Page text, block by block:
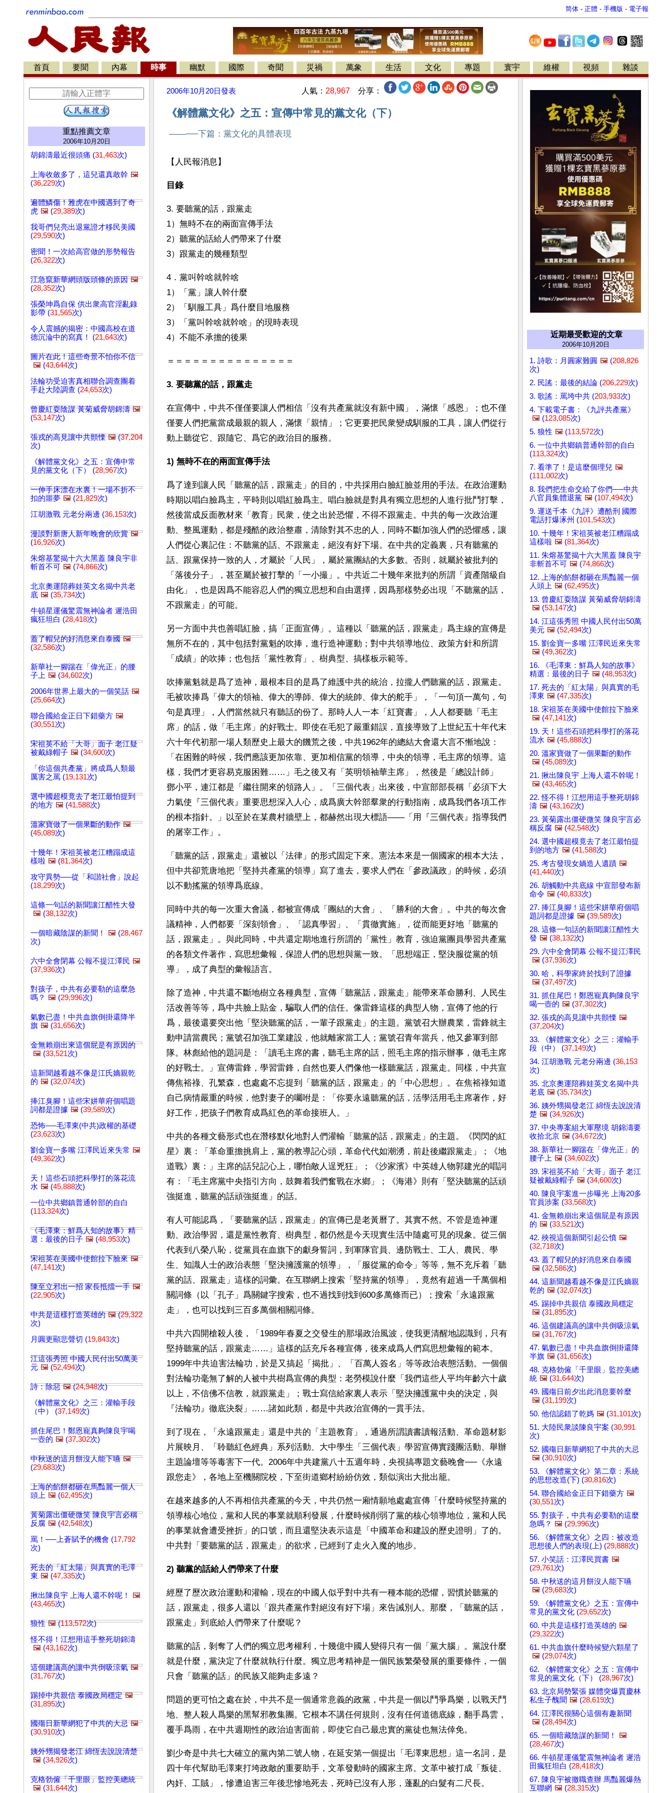
简体 - 正體 - 手機版 - 電子報
首頁 要聞 內幕 時事 幽默 國際 奇聞 災禍 萬象 生活 文化 專題 寰宇 維權 視頻 雜談
重點推薦文章
2006年10月20日
胡錦濤最近很頭痛 (31,463次)
上海收斂多了，這兒還真敢幹 🖼️
(36,229次)
遍體鱗傷！雅虎在中國遇到了奇
虎 🖼️ (29,389次)
我哥們兒亮出退黨證才移民美國
(29,590次)
密聞！一次給高官做的形勢報告
(26,322次)
江急竄新華網頭版頭條的原因 🖼️
(28,352次)
張榮坤爲自保 供出衆高官淫亂錄
影帶 (31,565次)
令人震撼的揭密：中國高校在道
德沉淪中的寫真！ (21,643次)
圖片在此！這些奇景不怕你不信
🖼️ (43,644次)
法輪功受迫害真相聯合調查團着
手赴大陸調查 (24,653次)
曾慶紅耍陰謀 黃菊威脅胡錦濤 🖼️
(53,147次)
張戎的高見讓中共顫慄 🖼️(37,204
次)
《解體黨文化》之五：宣傳中常
見的黨文化（下） (28,967次)
一伸手床漂在水裏！一場不折不
扣的噩夢 🖼️ (21,829次)
江胡激戰 元老分兩邊 (36,153次)
漫談對新唐人新年晚會的欣賞 🖼️
(16,926次)
朱熔基驚揭十六大黑蓋 陳良宇非
斬首不可 🖼️ (74,866次)
北京奧運陪葬娃英文名揭中共老
底 🖼️ (35,734次)
牛頓星運儀驚震無神論者 遲浩田
瘋狂坦白 (28,418次)
蓋了帽兒的好消息來自泰國 🖼️
(32,586次)
新華社一腳踹在「偉光正」的腰
子上 🖼️ (34,602次)
2006年世界上最大的一個笑話 🖼️
(25,664次)
聯合國給金正日下錯藥方 🖼️
(30,551次)
宋祖英不給「大哥」面子 老江疑
被戴綠帽子 🖼️ (34,600次)
「你這個共產黨」將成爲人類最
厲害之罵 (19,131次)
選中國超模竟去了老江最怕提到
的地方 🖼️ (41,588次)
溫家寶做了一個果斷的動作 🖼️
(45,089次)
十幾年！宋祖英被老江糟蹋成這
樣啦 🖼️ (81,364次)
攻守異勢──從「和諧社會」說起
(18,299次)
這條一句話的新聞讓江醋性大發
🖼️ (38,132次)
一個暗藏陰謀的新聞！ 🖼️ (28,467
次)
六中全會閉幕 公報不提江澤民 🖼️
(37,936次)
對孩子，中共有必要勒的這麼急
嗎？ 🖼️ (29,996次)
氣數已盡！中共血旗倒掛還降半
旗 🖼️ (31,656次)
金無賴崩出來這個屁是有原因的
🖼️ (33,521次)
這新聞越看越不像是江氏嫡親乾
的 🖼️ (32,074次)
捧江臭腳！這些宋姘華府個唱題
詞都是證據 🖼️ (39,589次)
恐怖──毛澤東(中共)政權的基礎
(23,623次)
劉金寶一多嘴 江澤民近來失常 🖼️
(49,362次)
天！這些石頭把科學打的落花流
水 🖼️ (45,888次)
一位中共鄉鎮普通幹部的自白
(113,324次)
《毛澤東：鮮爲人知的故事》精
選：最後的日子 🖼️ (48,953次)
宋祖英在美國中使館拉下臉來 🖼️
(47,141次)
陳至立邪出一招 家長抵擋一手 🖼️
(22,905次)
中共是這樣打造英雄的 🖼️(29,322
次)
月圓更顯悲聲切 (19,843次)
江這張秀照 中國人民付出50萬美
元 🖼️ (52,494次)
詩：除惡 🖼️(24,948次)
《解體黨文化》之三：灌輸手段
（中） (37,149次)
抓住尾巴！鄭恩寵真夠陳良宇喝
一壺的 🖼️ (37,302次)
中秋送的這月餅沒人能下嚥 🖼️
(29,683次)
上海的餡餅都砸在馬豔麗一個人
頭上 🖼️ (62,495次)
黃菊露出僵硬微笑 陳良宇言必稱
反腐 🖼️ (42,548次)
罵！──上蒼賦予的機會 (17,792
次)
死去的「紅太陽」與真實的毛澤
東 🖼️ (47,335次)
揪出陳良宇 上海人還不幹呢！
🖼️
(43,465次)
狼性 🖼️(113,572次)
怪不得！江想用這手整死胡錦濤
🖼️ (43,162次)
這個建議高的讓中共倒吸涼氣 🖼️
(31,767次)
踢掉中共親信 泰國政局穩定 🖼️
(31,895次)
國殤日新華網犯了中共的大忌 🖼️
(30,910次)
姨外甥揭發老江 綿恆去說說清楚
🖼️ (34,926次)
克格勃僱「千里眼」監控美總統
🖼️ (31,644次)
2006年10月20日發表 人氣： 28,967 分享：
《解體黨文化》之五：宣傳中常見的黨文化（下）
——──下篇：黨文化的具體表現
【人民報消息】
目錄
3. 要聽黨的話，跟黨走
1）無時不在的兩面宣傳手法
2）聽黨的話給人們帶來了什麼
3）跟黨走的幾種類型
4．黨叫幹啥就幹啥
1）「黨」讓人幹什麼
2）「馴服工具」爲什麼目地服務
3）「黨叫幹啥就幹啥」的現時表現
4）不能不承擔的後果
＝＝＝＝＝＝＝＝＝＝＝＝＝＝＝
3. 要聽黨的話，跟黨走
在宣傳中，中共不僅僅要讓人們相信「沒有共產黨就沒有新中國」，滿懷「感恩」；也不僅
僅要人們把黨當成最親的親人，滿懷「親情」；它更要把民衆變成馴服的工具，讓人們從行
動上聽從它、跟隨它、爲它的政治目的服務。
1) 無時不在的兩面宣傳手法
爲了達到讓人民「聽黨的話，跟黨走」的目的，中共採用白臉紅臉並用的手法。在政治運動
時期以唱白臉爲主，平時則以唱紅臉爲主。唱白臉就是對具有獨立思想的人進行批鬥打擊，
然後當成反面教材來「教育」民衆，使之出於恐懼，不得不跟黨走。中共的每一次政治運
動、整風運動，都是殘酷的政治整肅，清除對其不忠的人，同時不斷加強人們的恐懼感，讓
人們從心裏記住：不聽黨的話、不跟黨走，絕沒有好下場。在中共的定義裏，只有聽黨的
話、跟黨保持一致的人，才屬於「人民」，屬於黨團結的大多數。否則，就屬於被批判的
「落後分子」，甚至屬於被打擊的「一小撮」。中共近二十幾年來批判的所謂「資產階級自
由化」，也是因爲不能容忍人們的獨立思想和自由選擇，因爲那樣勢必出現「不聽黨的話，
不跟黨走」的可能。
另一方面中共也善唱紅臉，搞「正面宣傳」。這種以「聽黨的話，跟黨走」爲主線的宣傳是
無所不在的，其中包括對黨魁的吹捧，進行造神運動；對中共領導地位、政策方針和所謂
「成績」的吹捧；也包括「黨性教育」、樹典型、搞樣板示範等。
吹捧黨魁就是爲了造神，最根本目的是爲了維護中共的統治，拉攏人們聽黨的話，跟黨走。
毛被吹捧爲「偉大的領袖、偉大的導師、偉大的統帥、偉大的舵手」，「一句頂一萬句，句
句是真理」，人們當然就只有聽話的份了。那時人人一本「紅寶書」，人人都要聽「毛主
席」的話，做「毛主席」的好戰士。即使在毛犯了嚴重錯誤，直接導致了上世紀五十年代末
六十年代初那一場人類歷史上最大的饑荒之後，中共1962年的總結大會還大言不慚地說：
「在困難的時候，我們應該更加依靠、更加相信黨的領導，中央的領導，毛主席的領導。這
樣，我們才更容易克服困難……」毛之後又有「英明領袖華主席」，然後是「總設計師」
鄧小平，連江都是「繼往開來的領路人」。「三個代表」出來後，中宣部部長稱「必須下大
力氣使『三個代表』重要思想深入人心，成爲廣大幹部羣衆的行動指南，成爲我們各項工作
的根本指針。」以至於在某農村牆壁上，都赫然出現大標語——「用『三個代表』指導我們
的屠宰工作」。
「聽黨的話，跟黨走」還被以「法律」的形式固定下來。憲法本來是一個國家的根本大法，
但中共卻荒唐地把「堅持共產黨的領導」寫了進去，要求人們在「參政議政」的時候，必須
以不動搖黨的領導爲底線。
同時中共的每一次重大會議，都被宣傳成「團結的大會」、「勝利的大會」。中共的每次會
議精神，人們都要「深刻領會」、「認真學習」、「貫徹實施」，從而能更好地「聽黨的
話，跟黨走」。與此同時，中共還定期地進行所謂的「黨性」教育，強迫黨團員學習共產黨
的各類文件著作，寫思想彙報，保證人們的思想與黨一致。「思想端正，堅決服從黨的領
導」，成了典型的彙報語言。
除了造神，中共還不斷地樹立各種典型，宣傳「聽黨話，跟黨走」能帶來革命勝利、人民生
活改善等等，爲中共臉上貼金，騙取人們的信任。像雷鋒這樣的典型人物，宣傳了他的行
爲，最後還要突出他「堅決聽黨的話，一輩子跟黨走」的主題。黨號召大辦農業，雷鋒就主
動申請當農民；黨號召加強工業建設，他就離家當工人；黨號召青年當兵，他又參軍到部
隊。林彪給他的題詞是：「讀毛主席的書，聽毛主席的話，照毛主席的指示辦事，做毛主席
的好戰士。」宣傳雷鋒，學習雷鋒，自然也要人們像他一樣聽黨話，跟黨走。同樣，中共宣
傳焦裕祿、孔繁森，也處處不忘提到「聽黨的話，跟黨走」的「中心思想」。在焦裕祿知道
自己病情嚴重的時候，他對妻子的囑咐是：「你要永遠聽黨的話，活學活用毛主席著作，好
好工作，把孩子們教育成爲紅色的革命接班人。」
中共的各種文藝形式也在潛移默化地對人們灌輸「聽黨的話，跟黨走」的主題。《閃閃的紅
星》裏：「革命重擔挑肩上，黨的教導記心頭，革命代代如潮湧，前赴後繼跟黨走」；《地
道戰》裏：」主席的話兒記心上，哪怕敵人逞兇狂」；《沙家濱》中英雄人物郭建光的唱詞
有：「毛主席黨中央指引方向，鼓舞着我們奮戰在水鄉」；《海港》則有「堅決聽黨的話頑
強挺進，聽黨的話頑強挺進」的話。
有人可能認爲，「要聽黨的話，跟黨走」的宣傳已是老黃曆了。其實不然。不管是造神運
動、政治學習，還是黨性教育、樹典型，都仍然是今天現實生活中隨處可見的現象。從三個
代表到八榮八恥，從黨員在血旗下的獻身誓詞，到軍隊官員、邊防戰士、工人、農民、學
生、知識人士的政治表態「堅決擁護黨的領導」，「服從黨的命令」等等，無不充斥着「聽
黨的話、跟黨走」這樣的詞彙。在互聯網上搜索「堅持黨的領導」，竟然有超過一千萬個相
關詞條（以「孔子」爲關鍵字搜索，也不過找到找到600多萬條而已）；搜索「永遠跟黨
走」，也可以找到三百多萬個相關詞條。
中共六四開槍殺人後，「1989年春夏之交發生的那場政治風波，使我更清醒地認識到，只有
堅持聽黨的話，跟黨走……」這樣的話充斥各種宣傳，後來成爲人們寫思想彙報的範本。
1999年中共迫害法輪功，於是又搞起「揭批」、「百萬人簽名」等等政治表態活動。一個個
對法輪功毫無了解的人被中共樹爲宣傳的典型：老勞模說什麼「我們這些人平均年齡六十歲
以上，不信佛不信教，就跟黨走」；戰士寫信給家裏人表示「堅決擁護黨中央的決定，與
『法輪功』徹底決裂」……諸如此類，都是中共政治宣傳的一貫手法。
到了現在，「永遠跟黨走」還是中共的「主題教育」，通過所謂讀書讀報活動、革命題材影
片展映月、「聆聽紅色經典」系列活動、大中學生「三個代表」學習宣傳實踐團活動、舉辦
主題論壇等等毒害下一代。2006年中共建黨八十五週年時，央視搞專題文藝晚會──《永遠
跟您走》，各地上至機關院校，下至街道鄉村紛紛仿效，類似演出大批出籠。
在越來越多的人不再相信共產黨的今天，中共仍然一廂情願地處處宣傳「什麼時候堅持黨的
領導核心地位，黨和人民的事業就順利發展，什麼時候削弱了黨的核心領導地位，黨和人民
的事業就會遭受挫折」的口號，而且還堅決表示這是「中國革命和建設的歷史證明」了的。
中共對「要聽黨的話，跟黨走」的欲求，已經到了走火入魔的地步。
2) 聽黨的話給人們帶來了什麼
經歷了歷次政治運動和灌輸，現在的中國人似乎對中共有一種本能的恐懼，習慣於聽黨的
話，跟黨走，很多人還以「跟共產黨作對絕沒有好下場」來告誡別人。那麼，「聽黨的話，
跟黨走」到底給人們帶來了什麼呢？
聽黨的話，剝奪了人們的獨立思考權利，十幾億中國人變得只有一個「黨大腦」。黨說什麼
就是什麼，黨決定了什麼就執行什麼。獨立思考精神是一個民族繁榮發展的重要條件，一個
只會「聽黨的話」的民族又能夠走多遠？
問題的更可怕之處在於，中共不是一個通常意義的政黨，中共是一個以鬥爭爲樂，以戰天鬥
地、整人殺人爲樂的黑幫邪教集團。它根本不講任何規則，沒有任何道德底線，翻手爲雲，
覆手爲雨，在中共週期性的政治迫害面前，即使它自己最忠實的黨徒也無法倖免。
劉少奇是中共七大確立的黨內第二號人物，在延安第一個提出「毛澤東思想」這一名詞，是
四十年代幫助毛澤東打垮政敵的重要助手，文革發動時的國家主席。文革中被打成「叛徒、
內奸、工賊」，慘遭迫害三年後悲慘地死去，死時已沒有人形，蓬亂的白髮有二尺長。
近期最受歡迎的文章
2006年10月20日
1. 詩歌：月圓家難圓 🖼️ (208,826
次)
2. 民謠：最後的結論 (206,229次)
3. 歌謠：罵垮中共 (203,933次)
4. 下載電子書：《九評共產黨》
🖼️ (123,085次)
5. 狼性 🖼️ (113,572次)
6. 一位中共鄉鎮普通幹部的自白
(113,324次)
7. 看準了！是這麼個理兒 🖼️
(111,002次)
8. 我們把生命交給了你們──中共
八官員集體退黨 🖼️ (107,494次)
9. 運送千本《九評》遭酷刑 國際
電話打爆涿州 (101,543次)
10. 十幾年！宋祖英被老江糟蹋成
這樣啦 🖼️ (81,364次)
11. 朱熔基驚揭十六大黑蓋 陳良宇
非斬首不可 🖼️ (74,866次)
12. 上海的餡餅都砸在馬豔麗一個
人頭上 🖼️ (62,495次)
13. 曾慶紅耍陰謀 黃菊威脅胡錦濤
🖼️ (53,147次)
14. 江這張秀照 中國人民付出50萬
美元 🖼️ (52,494次)
15. 劉金寶一多嘴 江澤民近來失常
🖼️ (49,362次)
16. 《毛澤東：鮮爲人知的故事》
精選：最後的日子 🖼️ (48,953次)
17. 死去的「紅太陽」與真實的毛
澤東 🖼️ (47,335次)
18. 宋祖英在美國中使館拉下臉來
🖼️ (47,141次)
19. 天！這些石頭把科學打的落花
流水 🖼️ (45,888次)
20. 溫家寶做了一個果斷的動作
🖼️ (45,089次)
21. 揪出陳良宇 上海人還不幹呢！
🖼️ (43,465次)
22. 怪不得！江想用這手整死胡錦
濤 🖼️ (43,162次)
23. 黃菊露出僵硬微笑 陳良宇言必
稱反腐 🖼️ (42,548次)
24. 選中國超模竟去了老江最怕提
到的地方 🖼️ (41,588次)
25. 考古發現女媧造人遺蹟 🖼️
(41,440次)
26. 胡觸動中共底線 中宣部發布新
命令 🖼️ (40,833次)
27. 捧江臭腳！這些宋姘華府個唱
題詞都是證據 🖼️ (39,589次)
28. 這條一句話的新聞讓江醋性大
發 🖼️ (38,132次)
29. 六中全會閉幕 公報不提江澤民
🖼️ (37,936次)
30. 哈，科學家終於找到了證據
🖼️ (37,497次)
31. 抓住尾巴！鄭恩寵真夠陳良宇
喝一壺的 🖼️ (37,302次)
32. 張戎的高見讓中共顫慄 🖼️
(37,204次)
33. 《解體黨文化》之三：灌輸手
段（中） (37,149次)
34. 江胡激戰 元老分兩邊 (36,153
次)
35. 北京奧運陪葬娃英文名揭中共
老底 🖼️ (35,734次)
36. 姨外甥揭發老江 綿恆去說說清
楚 🖼️ (34,926次)
37. 中央專案組大軍壓境 胡錦濤要
收拾北京 🖼️ (34,672次)
38. 新華社一腳踹在「偉光正」的
腰子上 🖼️ (34,602次)
39. 宋祖英不給「大哥」面子 老江
疑被戴綠帽子 🖼️ (34,600次)
40. 陳良宇案進一步曝光 上海20多
官員涉案 (33,568次)
41. 金無賴崩出來這個屁是有原因
的 🖼️ (33,521次)
42. 殃視這個新聞引起公憤 🖼️
(32,718次)
43. 蓋了帽兒的好消息來自泰國
🖼️ (32,586次)
44. 這新聞越看越不像是江氏嫡親
乾的 🖼️ (32,074次)
45. 踢掉中共親信 泰國政局穩定
🖼️ (31,895次)
46. 這個建議高的讓中共倒吸涼氣
🖼️ (31,767次)
47. 氣數已盡！中共血旗倒掛還降
半旗 🖼️ (31,656次)
48. 克格勃僱「千里眼」監控美總
統 🖼️ (31,644次)
49. 國殤日前夕出此消息要幹麼
🖼️ (31,199次)
50. 他信認錯了乾媽 🖼️ (31,101次)
51. 大陸民衆談陳良宇案 (30,991
次)
52. 國殤日新華網犯了中共的大忌
🖼️ (30,910次)
53. 《解體黨文化》第二章：系統
的思想改造(下) (30,816次)
54. 聯合國給金正日下錯藥方 🖼️
(30,551次)
55. 對孩子，中共有必要勒的這麼
急嗎？ 🖼️ (29,996次)
56. 《解體黨文化》之四：被改造
思想後人們的表現(上) (29,888次)
57. 小笑話：江澤民買書 🖼️
(29,761次)
58. 中秋送的這月餅沒人能下嚥
🖼️ (29,683次)
59. 《解體黨文化》之五：宣傳中
常見的黨文化 (29,652次)
60. 中共是這樣打造英雄的 🖼️
(29,322次)
61. 中共血旗什麼時候變六顆星了
🖼️ (29,074次)
62. 《解體黨文化》之五：宣傳中
常見的黨文化（下） (28,967次)
63. 北京局勢緊張 媒體突爆賈慶林
私生子醜聞 🖼️ (28,619次)
64. 江澤民很關心這個有趣新聞
🖼️ (28,494次)
65. 一個暗藏陰謀的新聞！
🖼️
(28,467次)
66. 牛頓星運儀驚震無神論者 遲浩
田瘋狂坦白 (28,418次)
67. 陳良宇被撤職查辦 馬豔麗爆熱
互聯網 🖼️ (28,315次)